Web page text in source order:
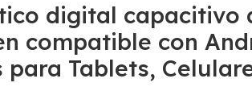
digital capacitivo
compatible con
para Tablets,